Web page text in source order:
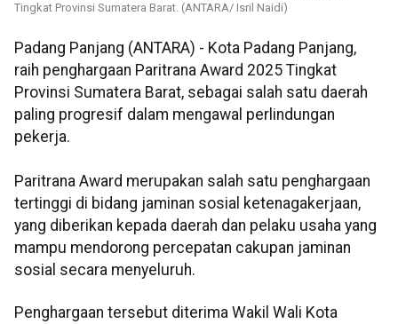
Tingkat Provinsi Sumatera Barat. (ANTARA/ Isril Naidi)
Padang Panjang (ANTARA) - Kota Padang Panjang,
raih penghargaan Paritrana Award 2025 Tingkat
Provinsi Sumatera Barat, sebagai salah satu daerah
paling progresif dalam mengawal perlindungan
pekerja.
Paritrana Award merupakan salah satu penghargaan
tertinggi di bidang jaminan sosial ketenagakerjaan,
yang diberikan kepada daerah dan pelaku usaha yang
mampu mendorong percepatan cakupan jaminan
sosial secara menyeluruh.
Penghargaan tersebut diterima Wakil Wali Kota